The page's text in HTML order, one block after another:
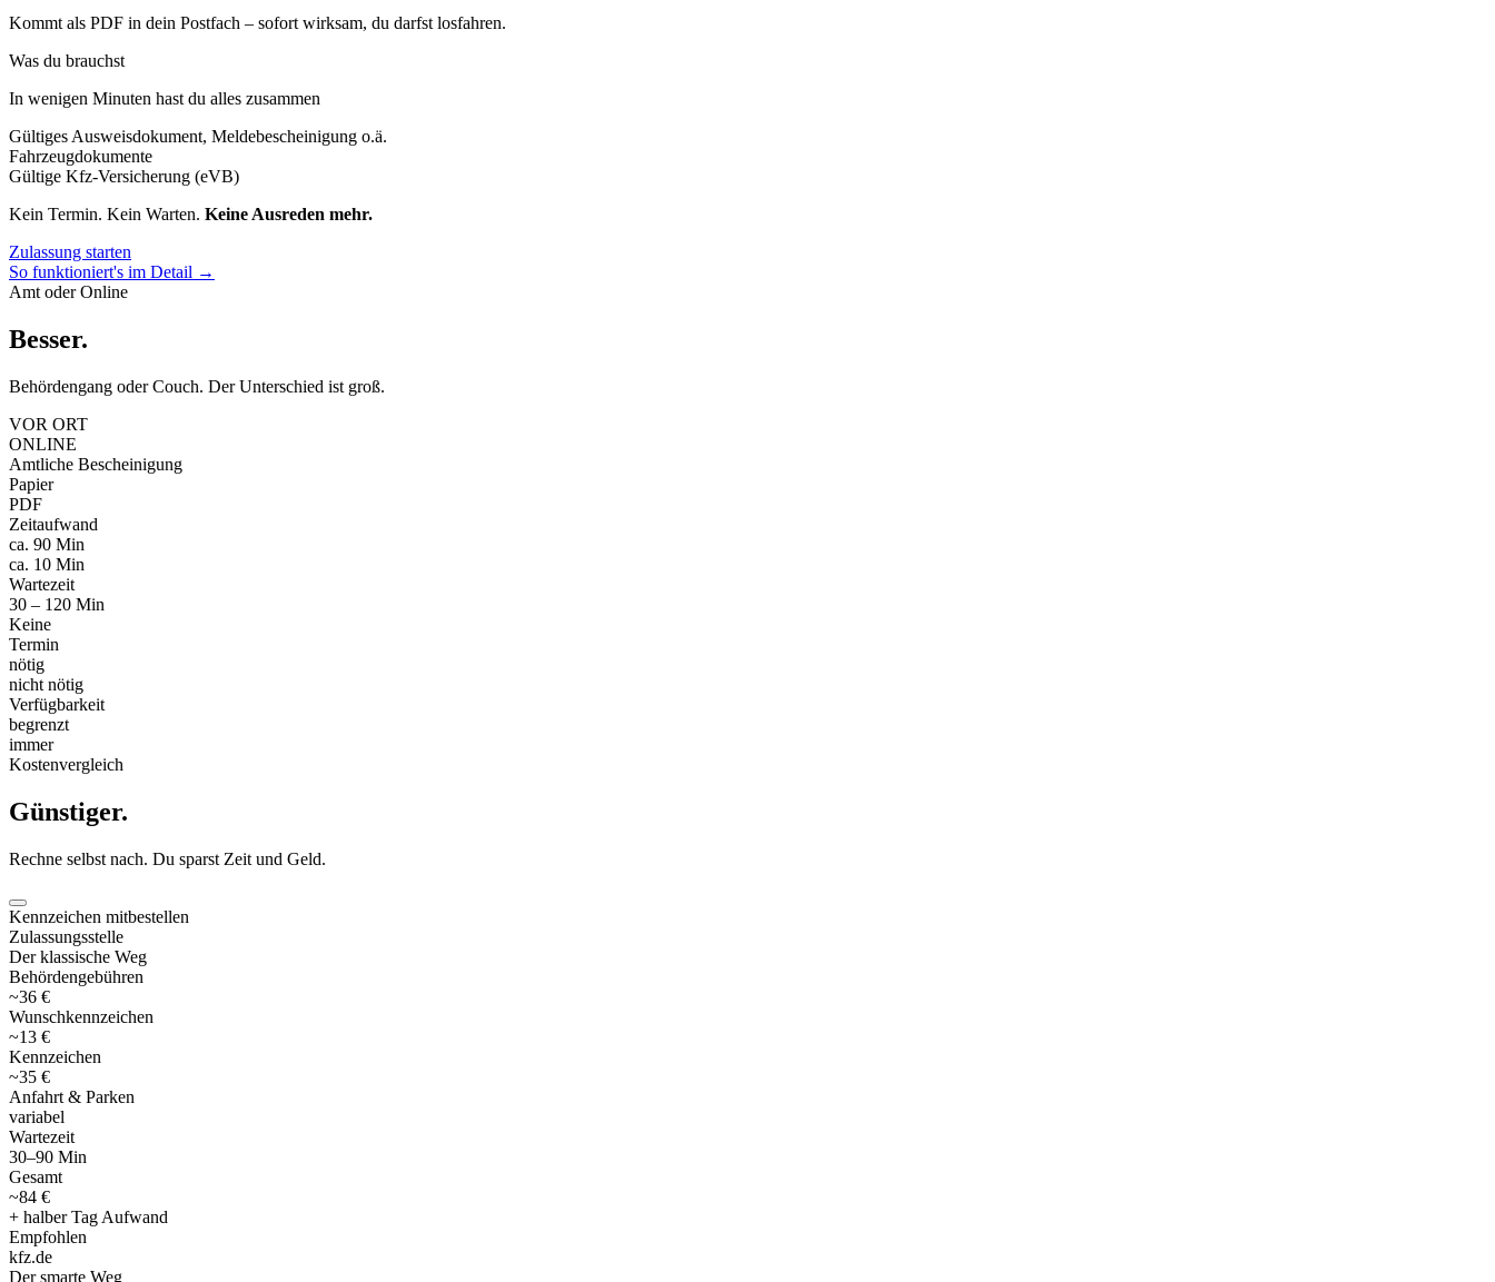
Kommt als PDF in dein Postfach – sofort wirksam, du darfst losfahren.
Was du brauchst
In wenigen Minuten hast du alles zusammen
Gültiges Ausweisdokument, Meldebescheinigung o.ä.
Fahrzeugdokumente
Gültige Kfz-Versicherung (eVB)
Kein Termin. Kein Warten. Keine Ausreden mehr.
Zulassung starten
So funktioniert's im Detail →
Amt oder Online
Besser.
Behördengang oder Couch. Der Unterschied ist groß.
VOR ORT
ONLINE
Amtliche Bescheinigung
Papier
PDF
Zeitaufwand
ca. 90 Min
ca. 10 Min
Wartezeit
30 – 120 Min
Keine
Termin
nötig
nicht nötig
Verfügbarkeit
begrenzt
immer
Kostenvergleich
Günstiger.
Rechne selbst nach. Du sparst Zeit und Geld.
Kennzeichen mitbestellen
Zulassungsstelle
Der klassische Weg
Behördengebühren
~36 €
Wunschkennzeichen
~13 €
Kennzeichen
~35 €
Anfahrt & Parken
variabel
Wartezeit
30–90 Min
Gesamt
~84 €
+ halber Tag Aufwand
Empfohlen
kfz.de
Der smarte Weg